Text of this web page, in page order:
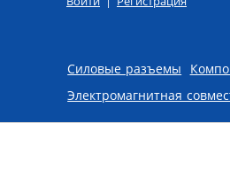
Skip to content
Силовые разъемы
Электромагнитная